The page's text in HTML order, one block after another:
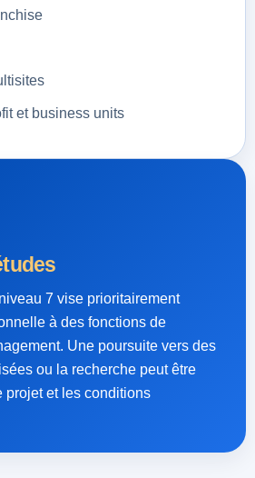
et business units
7 vise prioritairement
à des fonctions de
Une poursuite vers des
ou la recherche peut être
projet et les conditions